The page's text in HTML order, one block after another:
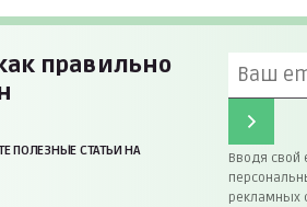
правильно
ПОЛЕЗНЫЕ СТАТЬИ НА
Вводя свой
рекламных